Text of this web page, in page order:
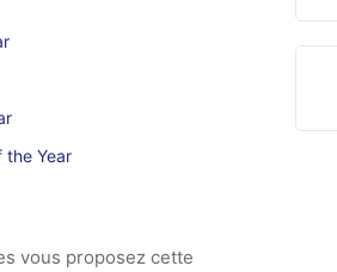
the Year
vous proposez cette